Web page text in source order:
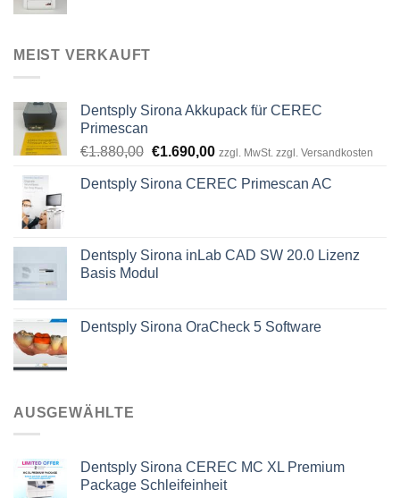
MEIST VERKAUFT
Dentsply Sirona Akkupack für CEREC
Primescan
€1.880,00 Ursprünglicher
war:
€1.690,00Aktueller
ist:
zzgl. MwSt. zzgl. Versandkosten
Dentsply Sirona CEREC Primescan AC
Dentsply Sirona inLab CAD SW 20.0 Lizenz
Basis Modul
Dentsply Sirona OraCheck 5 Software
AUSGEWÄHLTE
Dentsply Sirona CEREC MC XL Premium
Package Schleifeinheit